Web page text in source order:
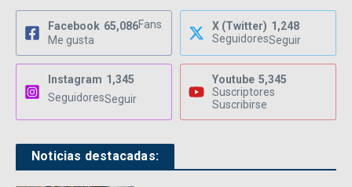
Facebook 65,086Fans
Me gusta
X (Twitter) 1,248
SeguidoresSeguir
Instagram 1,345
SeguidoresSeguir
Youtube 5,345
Suscriptores
Suscribirse
Noticias destacadas: